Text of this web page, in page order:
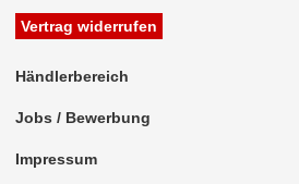
Vertrag widerrufen
Händlerbereich
Jobs / Bewerbung
Impressum